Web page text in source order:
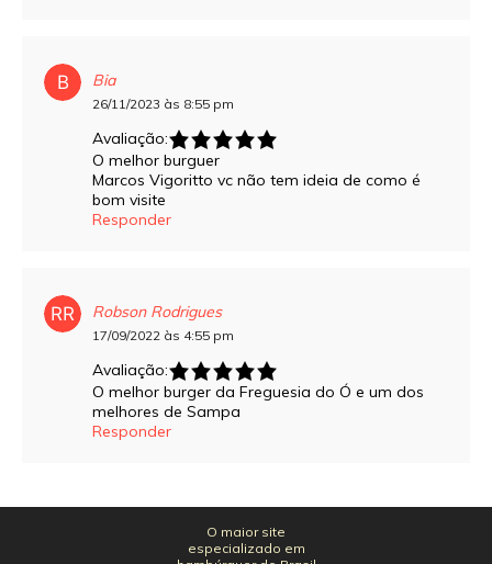
Bia
26/11/2023 às 8:55 pm
Avaliação:
O melhor burguer
Marcos Vigoritto vc não tem ideia de como é
bom visite
Responder
Robson Rodrigues
17/09/2022 às 4:55 pm
Avaliação:
O melhor burger da Freguesia do Ó e um dos
melhores de Sampa
Responder
O maior site
especializado em